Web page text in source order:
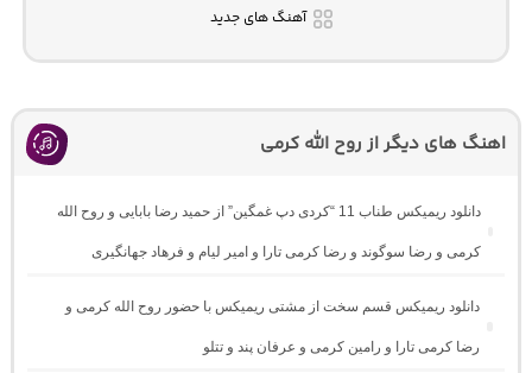
آهنگ های جدید
اهنگ های دیگر از روح الله کرمی
دانلود ریمیکس طناب 11 “کردی دپ غمگین” از حمید رضا بابایی و روح الله
کرمی و رضا سوگوند و رضا کرمی تارا و امیر لیام و فرهاد جهانگیری
دانلود ریمیکس قسم سخت از مشتی ریمیکس با حضور روح الله کرمی و
رضا کرمی تارا و رامین کرمی و عرفان پند و تتلو